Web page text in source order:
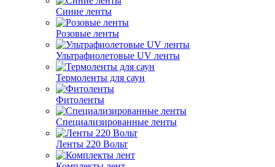
Синие ленты
Розовые ленты
Ультрафиолетовые UV ленты
Термоленты для саун
Фитоленты
Специализированные ленты
Ленты 220 Вольт